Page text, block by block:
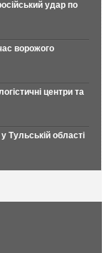
удар по
ворожого
центри та
Тульській області